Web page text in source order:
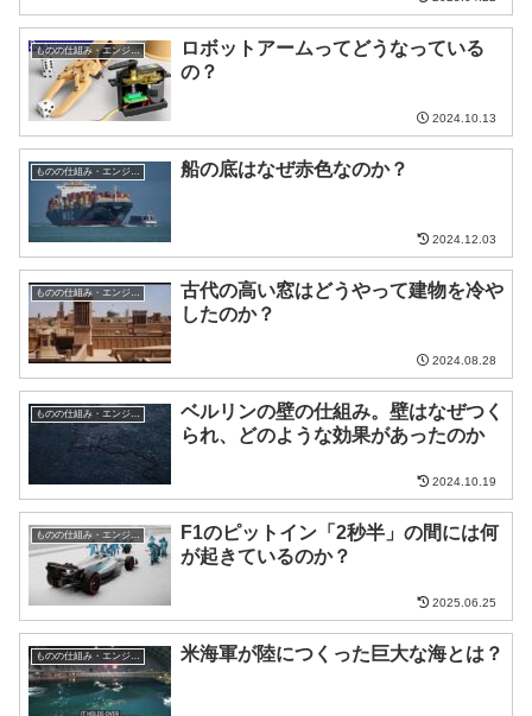
ものの仕組み・エンジニア
ロボットアームってどうなっている
の？
2024.10.13
ものの仕組み・エンジニア 船の底はなぜ赤色なのか？
2024.12.03
ものの仕組み・エンジニア
古代の高い窓はどうやって建物を冷や
したのか？
2024.08.28
ものの仕組み・エンジニア
ベルリンの壁の仕組み。壁はなぜつく
られ、どのような効果があったのか
2024.10.19
ものの仕組み・エンジニア
F1のピットイン「2秒半」の間には何
が起きているのか？
2025.06.25
ものの仕組み・エンジニア 米海軍が陸につくった巨大な海とは？